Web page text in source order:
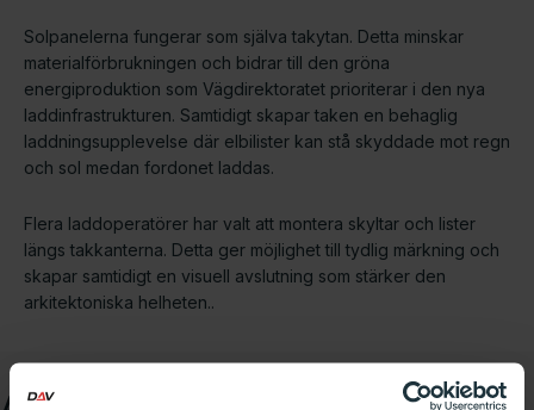
Solpanelerna fungerar som själva takytan. Detta minskar
materialförbrukningen och bidrar till den gröna
energiproduktion som Vägdirektoratet prioriterar i den nya
laddinfrastrukturen. Samtidigt skapar taken en behaglig
laddningsupplevelse där elbilister kan stå skyddade mot regn
och sol medan fordonet laddas.
Flera laddoperatörer har valt att montera skyltar och lister
längs takkanterna. Detta ger möjlighet till tydlig märkning och
skapar samtidigt en visuell avslutning som stärker den
arkitektoniska helheten..